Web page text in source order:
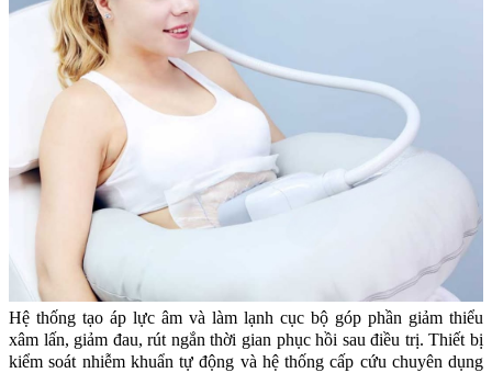
Hệ thống tạo áp lực âm và làm lạnh cục bộ góp phần giảm thiểu
xâm lấn, giảm đau, rút ngắn thời gian phục hồi sau điều trị. Thiết bị
kiểm soát nhiễm khuẩn tự động và hệ thống cấp cứu chuyên dụng